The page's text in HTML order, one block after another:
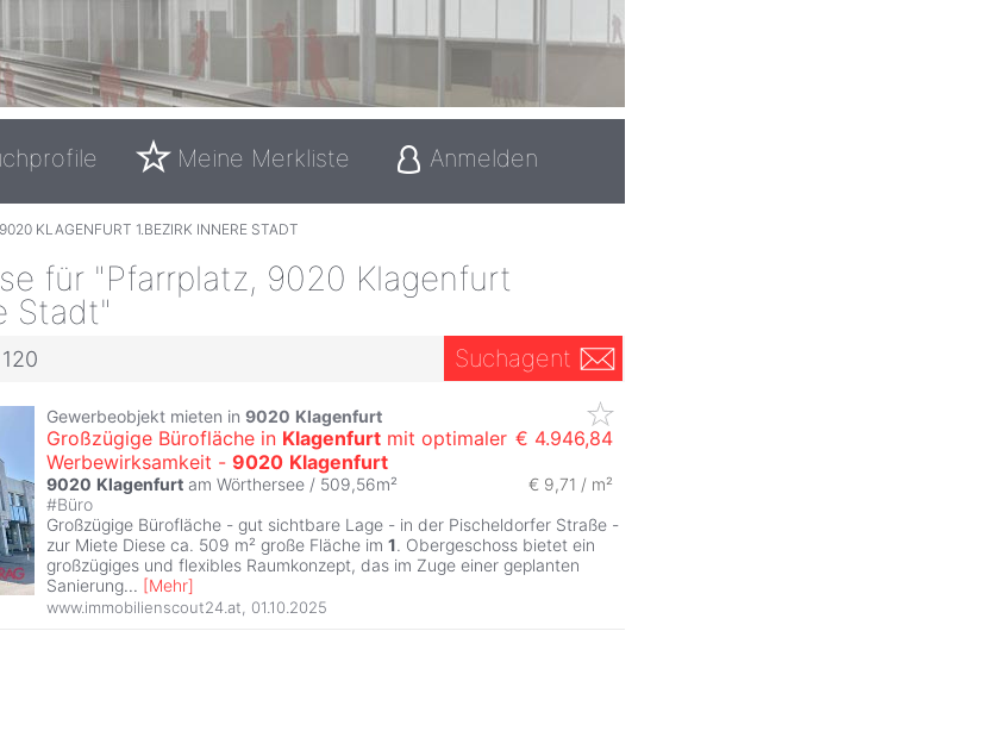
Meine Merkliste Anmelden
KLAGENFURT 1.BEZIRK INNERE STADT
für "Pfarrplatz, 9020 Klagenfurt
Stadt"
Suchagent
Gewerbeobjekt mieten in 9020 Klagenfurt
Großzügige Bürofläche in Klagenfurt mit optimaler
Werbewirksamkeit - 9020 Klagenfurt
€ 4.946,84
9020 Klagenfurt am Wörthersee / 509,56m²
€ 9,71 / m²
#Büro
Großzügige Bürofläche - gut sichtbare Lage - in der Pischeldorfer Straße -
zur Miete Diese ca. 509 m² große Fläche im 1. Obergeschoss bietet ein
großzügiges und flexibles Raumkonzept, das im Zuge einer geplanten
Sanierung... [Mehr]
www.immobilienscout24.at 01.10.2025